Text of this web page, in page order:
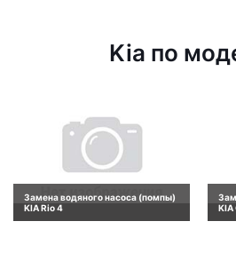
Kia по
Замена водяного насоса (помпы)
KIA Rio 4
KIA